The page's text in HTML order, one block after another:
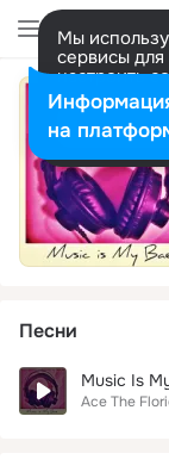
Мы
сервисы для
настроить
Разрешить
Песни
Music Is
Ace The
на